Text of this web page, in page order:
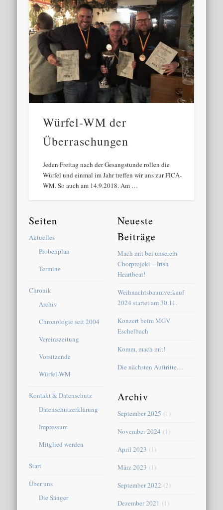
Würfel-WM der
Überraschungen
Jeden Freitag nach der Gesangstunde rollen die
Würfel und einmal im Jahr treffen wir uns zur FICA-
WM. So auch am 14.9.2018. Am …
Seiten
Aktuelles
Probenplan
Termine
Chronik
Archiv
Chronologie seit 2004
Vereinszeitung
Vorsitzende
Würfel-WM
Kontakt & Datenschutz
Datenschutzerklärung
Impressum
Mitglied werden
Start
Über uns
Die Sänger
Neueste
Beiträge
Mach mit bei unserem
Chorprojekt – Irish
Heartbeat!
Weihnachtsbaumverkauf
2024 startet am 30.11.
Konzert beim MGV
Eschelbach
Komm, mach mit!
Die nächsten Auftritte…
Archiv
September 2025 (1)
November 2024 (1)
April 2023 (1)
März 2023 (1)
September 2022 (2)
Dezember 2021 (1)